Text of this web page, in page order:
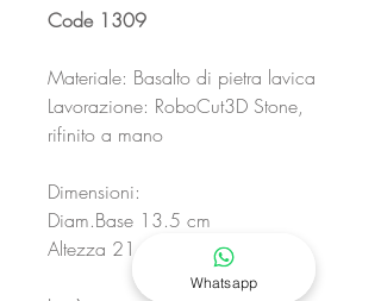
Code 1309
Materiale: Basalto di pietra lavica
Lavorazione: RoboCut3D Stone,
rifinito a mano
Dimensioni:
Diam.Base 13.5 cm
Altezza 21 cm
Whatsapp